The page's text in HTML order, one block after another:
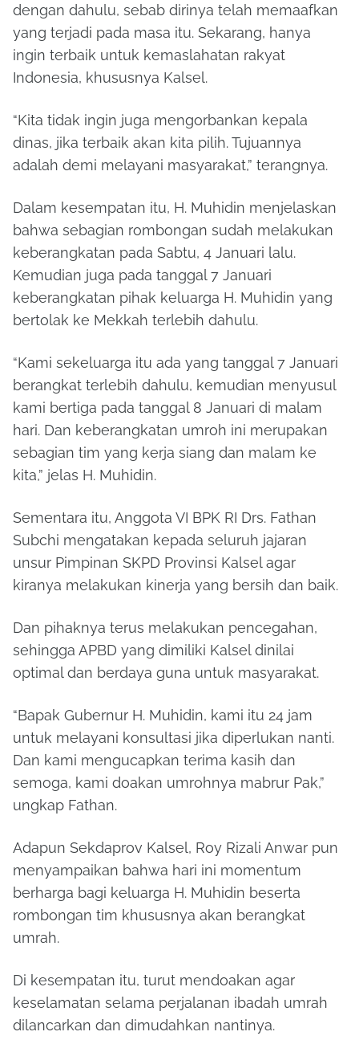
dengan dahulu, sebab dirinya telah memaafkan
yang terjadi pada masa itu. Sekarang, hanya
ingin terbaik untuk kemaslahatan rakyat
Indonesia, khususnya Kalsel.
“Kita tidak ingin juga mengorbankan kepala
dinas, jika terbaik akan kita pilih. Tujuannya
adalah demi melayani masyarakat,” terangnya.
Dalam kesempatan itu, H. Muhidin menjelaskan
bahwa sebagian rombongan sudah melakukan
keberangkatan pada Sabtu, 4 Januari lalu.
Kemudian juga pada tanggal 7 Januari
keberangkatan pihak keluarga H. Muhidin yang
bertolak ke Mekkah terlebih dahulu.
“Kami sekeluarga itu ada yang tanggal 7 Januari
berangkat terlebih dahulu, kemudian menyusul
kami bertiga pada tanggal 8 Januari di malam
hari. Dan keberangkatan umroh ini merupakan
sebagian tim yang kerja siang dan malam ke
kita,” jelas H. Muhidin.
Sementara itu, Anggota VI BPK RI Drs. Fathan
Subchi mengatakan kepada seluruh jajaran
unsur Pimpinan SKPD Provinsi Kalsel agar
kiranya melakukan kinerja yang bersih dan baik.
Dan pihaknya terus melakukan pencegahan,
sehingga APBD yang dimiliki Kalsel dinilai
optimal dan berdaya guna untuk masyarakat.
“Bapak Gubernur H. Muhidin, kami itu 24 jam
untuk melayani konsultasi jika diperlukan nanti.
Dan kami mengucapkan terima kasih dan
semoga, kami doakan umrohnya mabrur Pak,”
ungkap Fathan.
Adapun Sekdaprov Kalsel, Roy Rizali Anwar pun
menyampaikan bahwa hari ini momentum
berharga bagi keluarga H. Muhidin beserta
rombongan tim khususnya akan berangkat
umrah.
Di kesempatan itu, turut mendoakan agar
keselamatan selama perjalanan ibadah umrah
dilancarkan dan dimudahkan nantinya.